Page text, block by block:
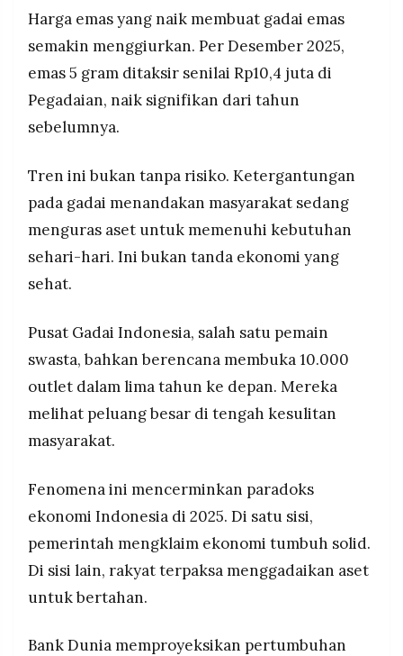
Harga emas yang naik membuat gadai emas
semakin menggiurkan. Per Desember 2025,
emas 5 gram ditaksir senilai Rp10,4 juta di
Pegadaian, naik signifikan dari tahun
sebelumnya.
Tren ini bukan tanpa risiko. Ketergantungan
pada gadai menandakan masyarakat sedang
menguras aset untuk memenuhi kebutuhan
sehari-hari. Ini bukan tanda ekonomi yang
sehat.
Pusat Gadai Indonesia, salah satu pemain
swasta, bahkan berencana membuka 10.000
outlet dalam lima tahun ke depan. Mereka
melihat peluang besar di tengah kesulitan
masyarakat.
Fenomena ini mencerminkan paradoks
ekonomi Indonesia di 2025. Di satu sisi,
pemerintah mengklaim ekonomi tumbuh solid.
Di sisi lain, rakyat terpaksa menggadaikan aset
untuk bertahan.
Bank Dunia memproyeksikan pertumbuhan